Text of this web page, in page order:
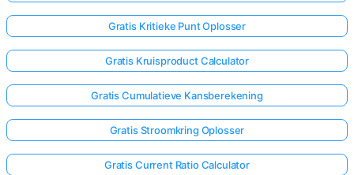
Gratis Kritieke Punt Oplosser
Gratis Kruisproduct Calculator
Gratis Cumulatieve Kansberekening
Gratis Stroomkring Oplosser
Gratis Current Ratio Calculator